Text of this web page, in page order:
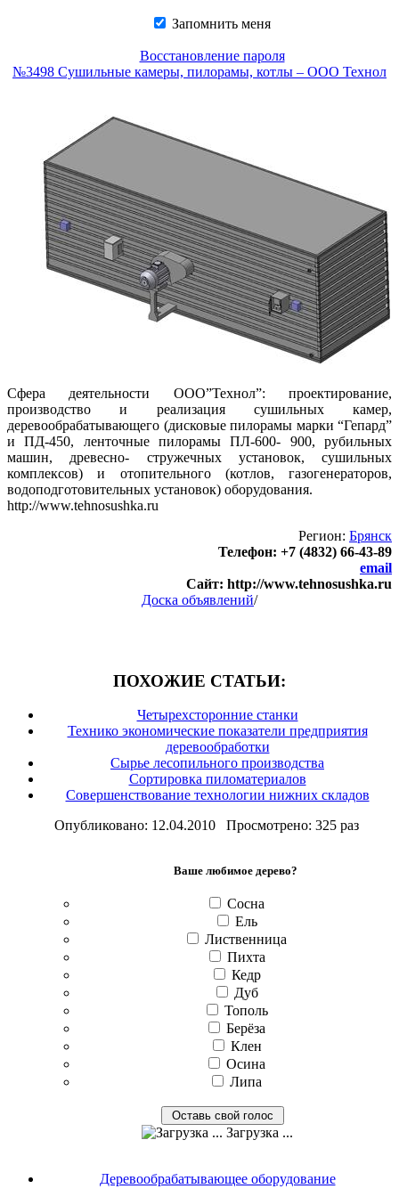
Запомнить меня
Восстановление пароля
№3498 Сушильные камеры, пилорамы, котлы – ООО Технол
Сфера деятельности ООО”Технол”: проектирование,
производство и реализация сушильных камер,
деревообрабатывающего (дисковые пилорамы марки “Гепард”
и ПД-450, ленточные пилорамы ПЛ-600- 900, рубильных
машин, древесно- стружечных установок, сушильных
комплексов) и отопительного (котлов, газогенераторов,
водоподготовительных установок) оборудования.
http://www.tehnosushka.ru
Регион: Брянск
Телефон: +7 (4832) 66-43-89
email
Сайт: http://www.tehnosushka.ru
Доска объявлений/
ПОХОЖИЕ СТАТЬИ:
Четырехсторонние станки
Технико экономические показатели предприятия
деревообработки
Сырье лесопильного производства
Сортировка пиломатериалов
Совершенствование технологии нижних складов
Опубликовано: 12.04.2010 Просмотрено: 325 раз
Ваше любимое дерево?
Сосна
Ель
Лиственница
Пихта
Кедр
Дуб
Тополь
Берёза
Клен
Осина
Липа
Загрузка ...
Деревообрабатывающее оборудование